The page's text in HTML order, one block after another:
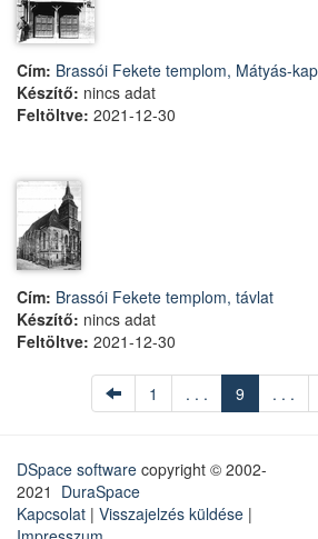
Cím: Brassói Fekete templom, Mátyás-
Készítő: nincs adat
Feltöltve: 2021-12-30
Cím: Brassói Fekete templom, távlat
Készítő: nincs adat
Feltöltve: 2021-12-30
1 . . . 9 . . .
DSpace software copyright © 2002-
2021 DuraSpace
Kapcsolat | Visszajelzés küldése |